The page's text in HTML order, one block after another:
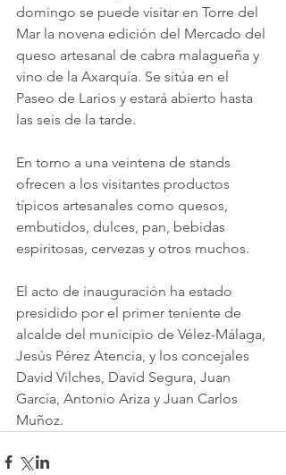
domingo se puede visitar en Torre del
Mar la novena edición del Mercado del
queso artesanal de cabra malagueña y
vino de la Axarquía. Se sitúa en el
Paseo de Larios y estará abierto hasta
las seis de la tarde.
En torno a una veintena de stands
ofrecen a los visitantes productos
típicos artesanales como quesos,
embutidos, dulces, pan, bebidas
espiritosas, cervezas y otros muchos.
El acto de inauguración ha estado
presidido por el primer teniente de
alcalde del municipio de Vélez-Málaga,
Jesús Pérez Atencia, y los concejales
David Vilches, David Segura, Juan
García, Antonio Ariza y Juan Carlos
Muñoz.